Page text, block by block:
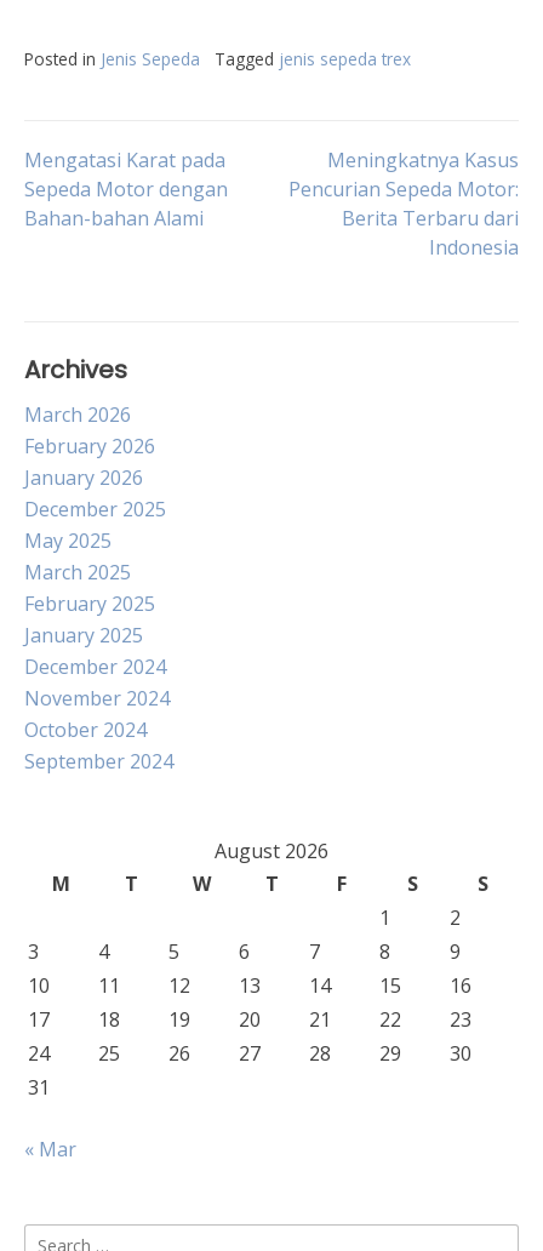
Posted in Jenis Sepeda Tagged jenis sepeda trex
Post
navigation
Mengatasi Karat pada
Sepeda Motor dengan
Bahan-bahan Alami
Meningkatnya Kasus
Pencurian Sepeda Motor:
Berita Terbaru dari
Indonesia
Archives
March 2026
February 2026
January 2026
December 2025
May 2025
March 2025
February 2025
January 2025
December 2024
November 2024
October 2024
September 2024
August 2026
M
T W T F S
S
1
2
3
4 5 6 7 8
9
10
11 12 13 14 15
16
17
18 19 20 21 22
23
24
25 26 27 28 29
30
31
« Mar
Search